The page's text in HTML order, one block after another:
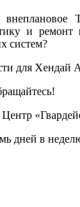
и ремонт
систем?
для Хендай
дней в